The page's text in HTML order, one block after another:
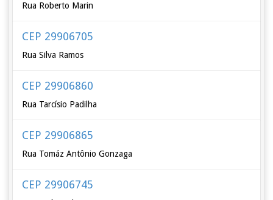
Rua Roberto Marin
CEP 29906705
Rua Silva Ramos
CEP 29906860
Rua Tarcísio Padilha
CEP 29906865
Rua Tomáz Antônio Gonzaga
CEP 29906745